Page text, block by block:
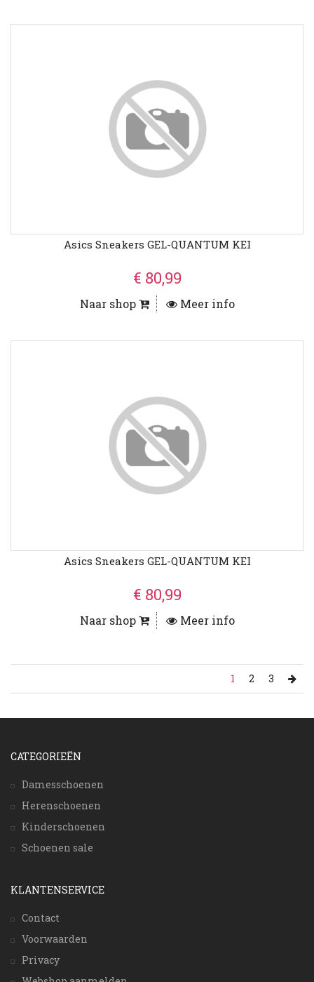
Asics Sneakers GEL-QUANTUM KEI
€ 80,99
Naar shop Meer info
Asics Sneakers GEL-QUANTUM KEI
€ 80,99
Naar shop Meer info
1 2 3
CATEGORIEËN
Damesschoenen
Herenschoenen
Kinderschoenen
Schoenen sale
KLANTENSERVICE
Contact
Voorwaarden
Privacy